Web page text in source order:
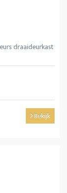
draaideurkast
Bekijk